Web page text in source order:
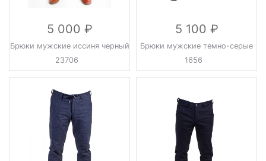
5 000
Брюки мужские иссиня черный
23706
5 100
Брюки мужские темно-серые
1656